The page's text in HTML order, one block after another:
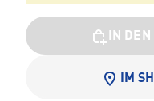
IN
IM